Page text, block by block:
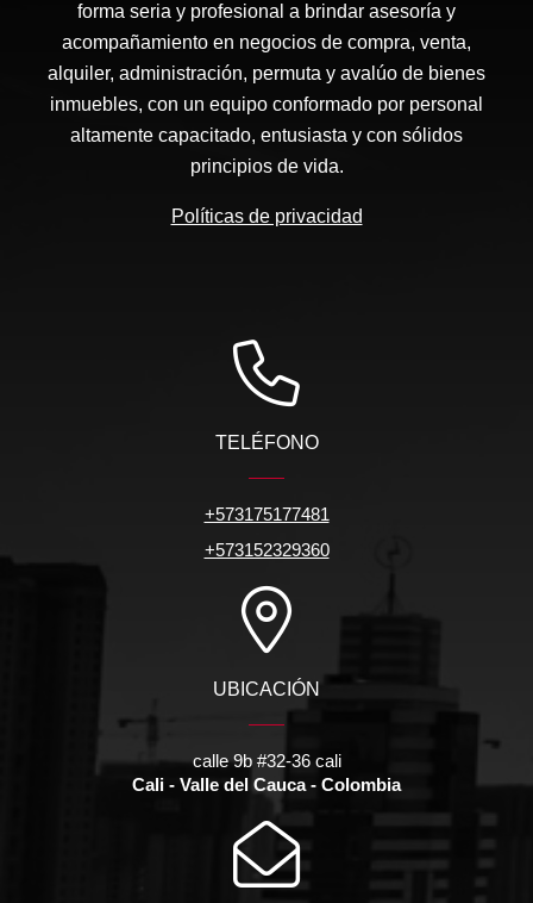
forma seria y profesional a brindar asesoría y
acompañamiento en negocios de compra, venta,
alquiler, administración, permuta y avalúo de bienes
inmuebles, con un equipo conformado por personal
altamente capacitado, entusiasta y con sólidos
principios de vida.
Políticas de privacidad
TELÉFONO
+573175177481
+573152329360
UBICACIÓN
calle 9b #32-36 cali
Cali - Valle del Cauca - Colombia